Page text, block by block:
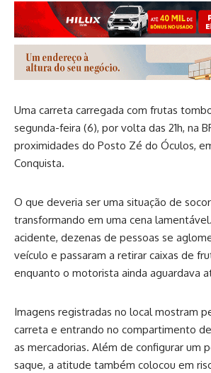
Uma carreta carregada com frutas
segunda-feira (6), por volta das 21h, na
proximidades do Posto Zé do Óculos,
Conquista.
O que deveria ser uma situação de
transformando em uma cena
acidente, dezenas de pessoas se
veículo e passaram a retirar caixas de
enquanto o motorista ainda aguardava
Imagens registradas no local mostram
carreta e entrando no compartimento
as mercadorias. Além de configurar um
saque, a atitude também colocou em